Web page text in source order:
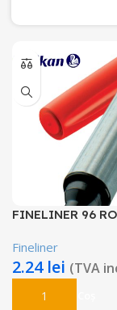
FINELINER 96
Fineliner
2.24 lei (TVA
Adaugă În Coș